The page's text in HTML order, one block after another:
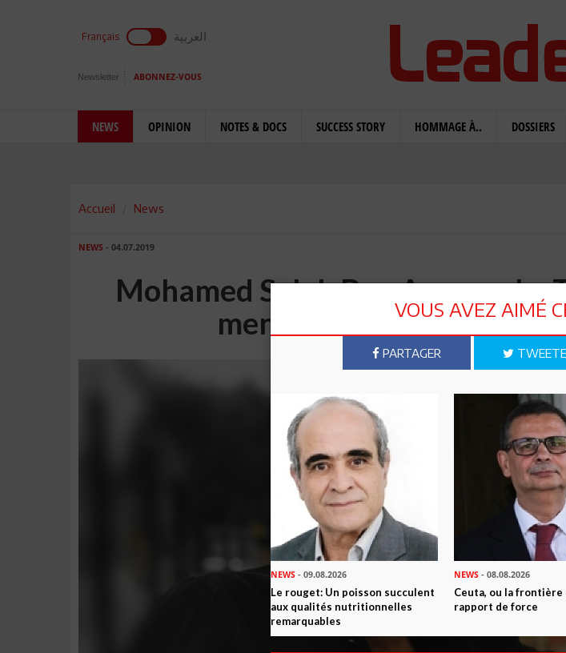
Français العربية
Newsletter ABONNEZ-VOUS
NEWS OPINION NOTES & DOCS SUCCESS STORY HOMMAGE À.. DOSSIERS
Accueil News
NEWS - 04.07.2019
Mohamed Salah Ben Ammar: La
menacée par ses enfants
VOUS AVEZ AIMÉ
PARTAGER
NEWS - 09.08.2026
Le rouget: Un poisson succulent
aux qualités nutritionnelles
remarquables
NEWS - 08.08.2026
Ceuta, ou la frontière
rapport de force